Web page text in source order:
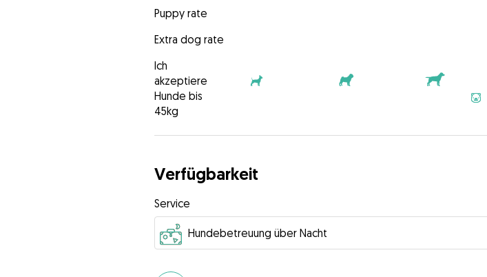
Puppy rate
Extra dog rate
Ich
akzeptiere
Hunde bis
45kg
Verfügbarkeit
Service